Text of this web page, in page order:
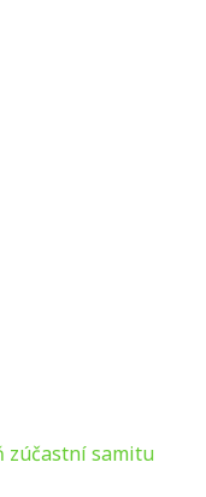
zúčastní samitu